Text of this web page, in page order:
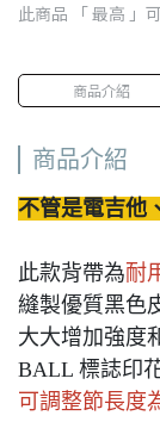
此商品 「 最高 」
商品介紹
商品介紹
不管是電吉他
此款背帶為耐
縫製優質黑色
大大增加強度
BALL 標誌印
可調整節長度